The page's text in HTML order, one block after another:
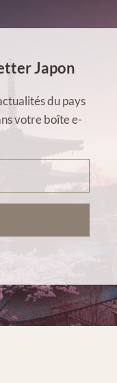
Japon
du pays
votre boîte e-